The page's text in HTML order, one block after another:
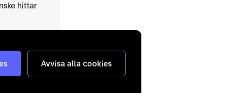
Avvisa alla cookies
hittar